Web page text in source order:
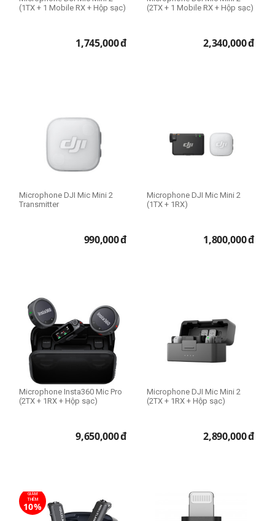
(1TX + 1 Mobile RX + Hộp sạc)
1,745,000đ
(2TX + 1 Mobile RX + Hộp sạc)
2,340,000đ
Microphone DJI Mic Mini 2
Transmitter
990,000đ
Microphone DJI Mic Mini 2
(1TX + 1RX)
1,800,000đ
Microphone Insta360 Mic Pro
(2TX + 1RX + Hộp sạc)
9,650,000đ
Microphone DJI Mic Mini 2
(2TX + 1RX + Hộp sạc)
2,890,000đ
GIẢM
THÊM
10%